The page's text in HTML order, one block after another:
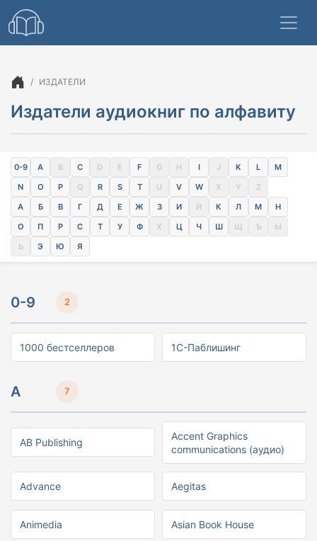
ИЗДАТЕЛИ
Издатели аудиокниг по алфавиту
0-9 A B C D E F G H I J K L
M
N
O P Q R S T U V W X Y
Z
А
Б В Г Д Е Ж З И Й К Л М
Н
О
П Р С Т У Ф Х Ц Ч Ш Щ Ъ
Ы
Ь
Э Ю Я
0-9 2
1000 бестселлеров 1С-Паблишинг
A 7
AB Publishing
Accent Graphics
communications (аудио)
Advance Aegitas
Animedia Asian Book House